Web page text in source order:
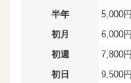
半年
5,000
初月
6,000
初週
7,800
初日
9,500